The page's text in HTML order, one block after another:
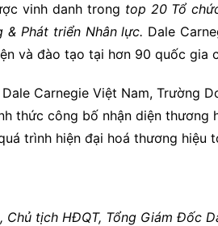
vinh danh trong top 20 Tổ
& Phát triển Nhân lực. Dale
và đào tạo tại hơn 90 quốc gia
Carnegie Việt Nam, Trường
thức công bố nhận diện thương
trình hiện đại hoá thương hiệu
Chủ tịch HĐQT, Tổng Giám Đốc